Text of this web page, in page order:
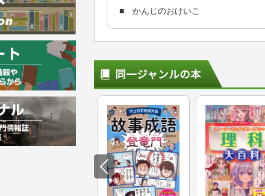
■ かんじのおけいこ
同一ジャンルの本